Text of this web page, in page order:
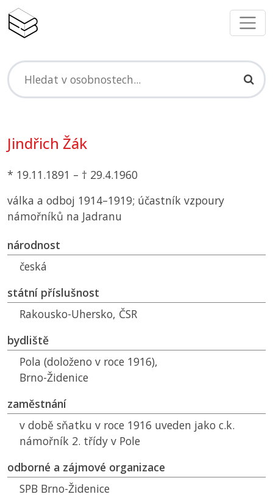
Jindřich Žák
* 19.11.1891 – † 29.4.1960
válka a odboj 1914–1919; účastník vzpoury
námořníků na Jadranu
národnost
česká
státní příslušnost
Rakousko-Uhersko, ČSR
bydliště
Pola (doloženo v roce 1916),
Brno-Židenice
zaměstnání
v době sňatku v roce 1916 uveden jako c.k.
námořník 2. třídy v Pole
odborné a zájmové organizace
SPB Brno-Židenice